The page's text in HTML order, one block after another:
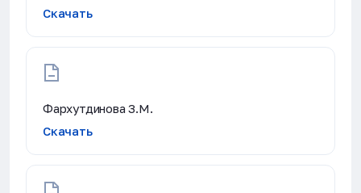
Скачать
Фархутдинова З.М.
Скачать